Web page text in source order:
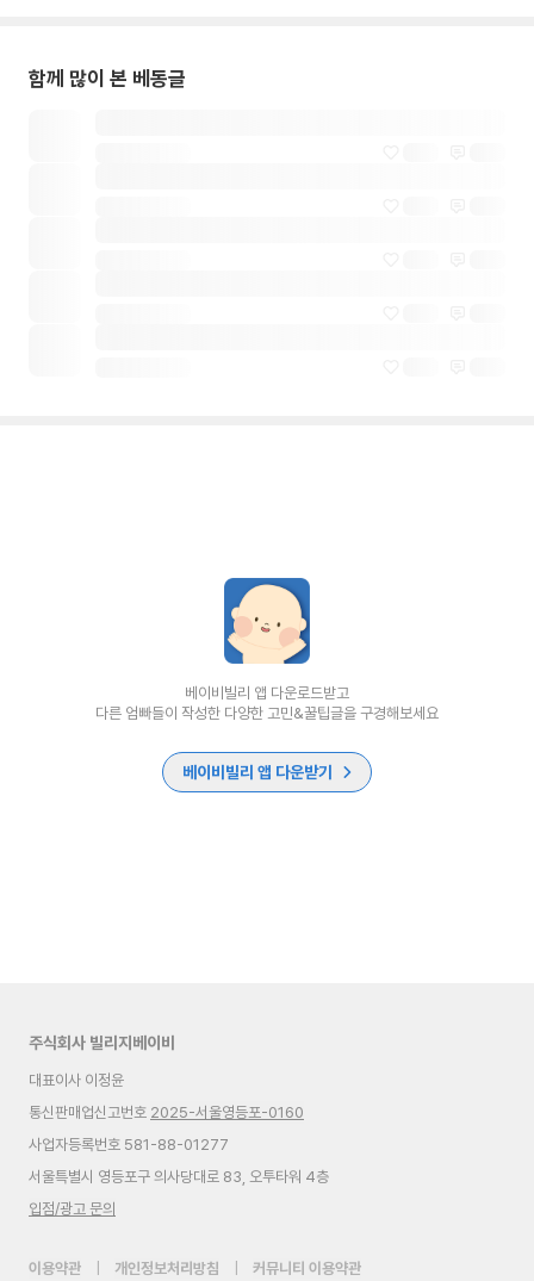
함께 많이 본 베동글
베이비빌리 앱 다운로드받고
다른 엄빠들이 작성한 다양한 고민&꿀팁글을 구경해보세요
베이비빌리 앱 다운받기
주식회사 빌리지베이비
대표이사 이정윤
통신판매업신고번호 2025-서울영등포-0160
사업자등록번호 581-88-01277
서울특별시 영등포구 의사당대로 83, 오투타워 4층
입점/광고 문의
이용약관 개인정보처리방침 커뮤니티 이용약관